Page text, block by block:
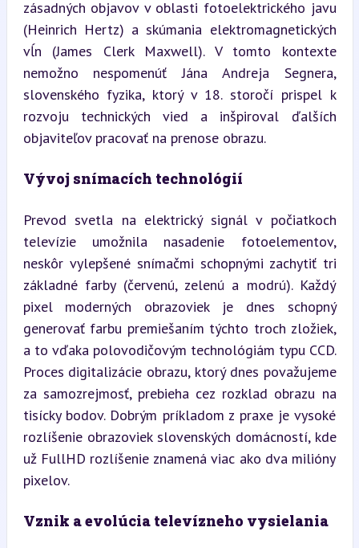
zásadných objavov v oblasti fotoelektrického javu
(Heinrich Hertz) a skúmania elektromagnetických
vĺn (James Clerk Maxwell). V tomto kontexte
nemožno nespomenúť Jána Andreja Segnera,
slovenského fyzika, ktorý v 18. storočí prispel k
rozvoju technických vied a inšpiroval ďalších
objaviteľov pracovať na prenose obrazu.
Vývoj snímacích technológií
Prevod svetla na elektrický signál v počiatkoch
televízie umožnila nasadenie fotoelementov,
neskôr vylepšené snímačmi schopnými zachytiť tri
základné farby (červenú, zelenú a modrú). Každý
pixel moderných obrazoviek je dnes schopný
generovať farbu premiešaním týchto troch zložiek,
a to vďaka polovodičovým technológiám typu CCD.
Proces digitalizácie obrazu, ktorý dnes považujeme
za samozrejmosť, prebieha cez rozklad obrazu na
tisícky bodov. Dobrým príkladom z praxe je vysoké
rozlíšenie obrazoviek slovenských domácností, kde
už FullHD rozlíšenie znamená viac ako dva milióny
pixelov.
Vznik a evolúcia televízneho vysielania